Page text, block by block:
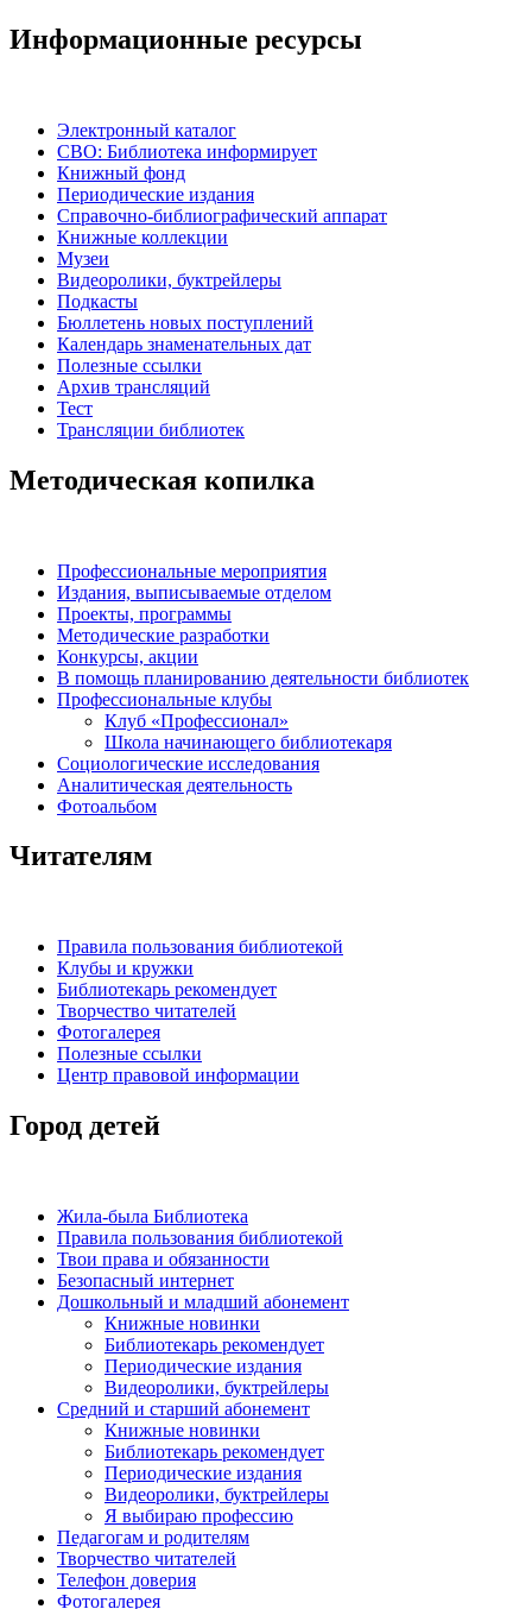
Информационные ресурсы
Электронный каталог
СВО: Библиотека информирует
Книжный фонд
Периодические издания
Справочно-библиографический аппарат
Книжные коллекции
Музеи
Видеоролики, буктрейлеры
Подкасты
Бюллетень новых поступлений
Календарь знаменательных дат
Полезные ссылки
Архив трансляций
Тест
Трансляции библиотек
Методическая копилка
Профессиональные мероприятия
Издания, выписываемые отделом
Проекты, программы
Методические разработки
Конкурсы, акции
В помощь планированию деятельности библиотек
Профессиональные клубы
Клуб «Профессионал»
Школа начинающего библиотекаря
Социологические исследования
Аналитическая деятельность
Фотоальбом
Читателям
Правила пользования библиотекой
Клубы и кружки
Библиотекарь рекомендует
Творчество читателей
Фотогалерея
Полезные ссылки
Центр правовой информации
Город детей
Жила-была Библиотека
Правила пользования библиотекой
Твои права и обязанности
Безопасный интернет
Дошкольный и младший абонемент
Книжные новинки
Библиотекарь рекомендует
Периодические издания
Видеоролики, буктрейлеры
Средний и старший абонемент
Книжные новинки
Библиотекарь рекомендует
Периодические издания
Видеоролики, буктрейлеры
Я выбираю профессию
Педагогам и родителям
Творчество читателей
Телефон доверия
Фотогалерея